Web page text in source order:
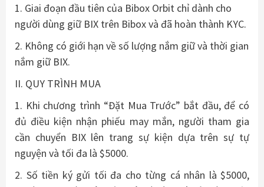
1. Giai đoạn đầu tiên của Bibox Orbit chỉ dành cho
người dùng giữ BIX trên Bibox và đã hoàn thành KYC.
2. Không có giới hạn về số lượng nắm giữ và thời gian
nắm giữ BIX.
II. QUY TRÌNH MUA
1. Khi chương trình “Đặt Mua Trước” bắt đầu, để có
đủ điều kiện nhận phiếu may mắn, người tham gia
cần chuyển BIX lên trang sự kiện dựa trên sự tự
nguyện và tối đa là $5000.
2. Số tiền ký gửi tối đa cho từng cá nhân là $5000,